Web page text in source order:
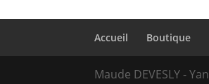
Accueil Boutique
Maude DEVESLY -